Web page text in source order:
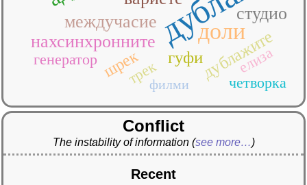
доли
междучасие
нахсинхронните
студио
гуфидублажите
шрек
генератор елиза
трек четворка
филми
Conflict
The instability of information (see more…)
Recent